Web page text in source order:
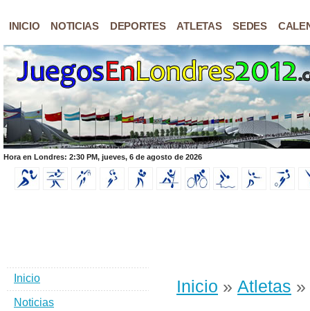
INICIO NOTICIAS DEPORTES ATLETAS SEDES
Hora en Londres: 2:30 PM, jueves, 6 de agosto de 2026
Inicio » Atletas »
Inicio
Noticias